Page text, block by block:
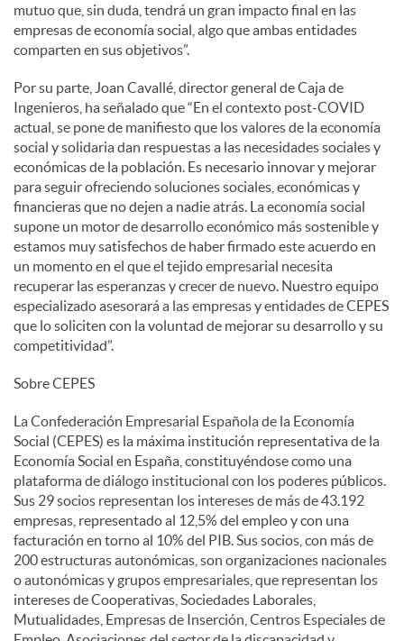
mutuo que, sin duda, tendrá un gran impacto final en las
empresas de economía social, algo que ambas entidades
comparten en sus objetivos”.
Por su parte, Joan Cavallé, director general de Caja de
Ingenieros, ha señalado que “En el contexto post-COVID
actual, se pone de manifiesto que los valores de la economía
social y solidaria dan respuestas a las necesidades sociales y
económicas de la población. Es necesario innovar y mejorar
para seguir ofreciendo soluciones sociales, económicas y
financieras que no dejen a nadie atrás. La economía social
supone un motor de desarrollo económico más sostenible y
estamos muy satisfechos de haber firmado este acuerdo en
un momento en el que el tejido empresarial necesita
recuperar las esperanzas y crecer de nuevo. Nuestro equipo
especializado asesorará a las empresas y entidades de CEPES
que lo soliciten con la voluntad de mejorar su desarrollo y su
competitividad”.
Sobre CEPES
La Confederación Empresarial Española de la Economía
Social (CEPES) es la máxima institución representativa de la
Economía Social en España, constituyéndose como una
plataforma de diálogo institucional con los poderes públicos.
Sus 29 socios representan los intereses de más de 43.192
empresas, representado al 12,5% del empleo y con una
facturación en torno al 10% del PIB. Sus socios, con más de
200 estructuras autonómicas, son organizaciones nacionales
o autonómicas y grupos empresariales, que representan los
intereses de Cooperativas, Sociedades Laborales,
Mutualidades, Empresas de Inserción, Centros Especiales de